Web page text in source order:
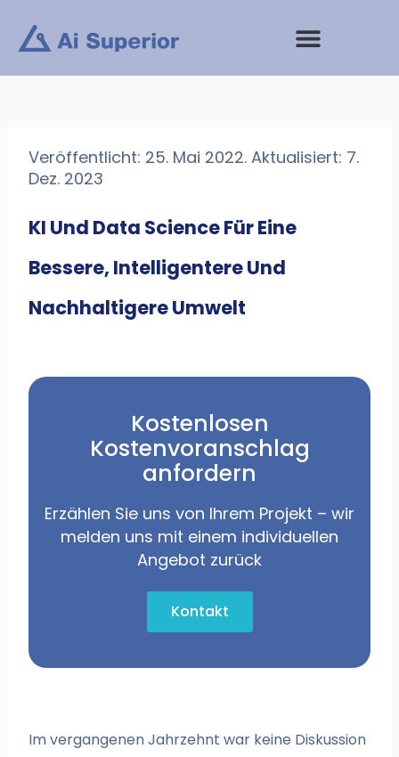
Inhalt
springen
Veröffentlicht: 25. Mai 2022. Aktualisiert: 7.
Dez. 2023
KI Und Data Science Für Eine
Bessere, Intelligentere Und
Nachhaltigere Umwelt
Kostenlosen
Kostenvoranschlag
anfordern
Erzählen Sie uns von Ihrem Projekt – wir
melden uns mit einem individuellen
Angebot zurück
Kontakt
Im vergangenen Jahrzehnt war keine Diskussion